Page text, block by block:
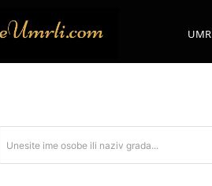
Unesite ime osobe ili naziv grada...